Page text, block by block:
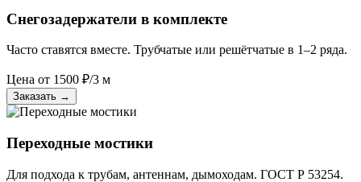
Снегозадержатели в комплекте
Часто ставятся вместе. Трубчатые или решётчатые в 1–2 ряда.
Цена от 1500 ₽/3 м
Заказать →
Переходные мостики
Для подхода к трубам, антеннам, дымоходам. ГОСТ Р 53254.